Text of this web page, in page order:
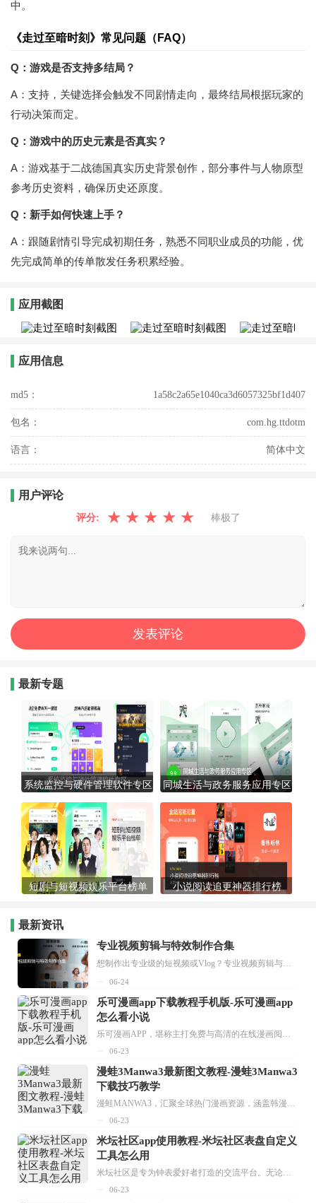
中。
《走过至暗时刻》常见问题（FAQ）
Q：游戏是否支持多结局？
A：支持，关键选择会触发不同剧情走向，最终结局根据玩家的
行动决策而定。
Q：游戏中的历史元素是否真实？
A：游戏基于二战德国真实历史背景创作，部分事件与人物原型
参考历史资料，确保历史还原度。
Q：新手如何快速上手？
A：跟随剧情引导完成初期任务，熟悉不同职业成员的功能，优
先完成简单的传单散发任务积累经验。
应用截图
应用信息
md5： 1a58c2a65e1040ca3d6057325bf1d407
包名： com.hg.ttdotm
语言： 简体中文
用户评论
评分: ★ ★ ★ ★ ★ 棒极了
最新专题
系统监控与硬件管理软件专区 同城生活与政务服务应用专区
短剧与短视频娱乐平台榜单 小说阅读追更神器排行榜
最新资讯
专业视频剪辑与特效制作合集
想制作出专业级的短视频或Vlog？专业视频剪辑与特效制作大全专题为你提供了从剪辑、抠像到特效包装的全套解决方案。无论是添加炫酷的片头、进行精准的视频抠图，还是制...
06-24
乐可漫画app下载教程手机版-乐可漫画app
怎么看小说
乐可漫画APP，堪称主打免费与高清的在线漫画阅读神器。其官方版提供海量完整版漫画资源，无论是国内漫画，还是日漫、韩漫、台漫、美漫等国外漫画，应有尽有，随时供你阅读。只需轻点一下，便能直接进入阅读界面。不仅如此，乐可漫画最新版本更新速度极快，在这里，你总能抢先看到全网一手漫画章节内容！...
06-23
漫蛙3Manwa3最新图文教程-漫蛙3Manwa3
下载技巧教学
漫蛙MANWA3，汇聚全球热门漫画资源，涵盖韩漫、欧美漫画、国漫等多种类型，题材丰富多样，全方位满足用户阅读喜好。它不仅是阅读平台，更是创作平台，为广大用户打造零门槛创作环境。...
06-23
米坛社区app使用教程-米坛社区表盘自定义
工具怎么用
米坛社区是专为钟表爱好者打造的交流平台。无论你是初涉钟表领域的普通爱好者，还是拥有多年收藏经验的资深玩家，都能在此找到属于自己的天地。 无需注册，就能轻松参与其中。通过专业的讨论论坛与丰富的交互功能，你可与世界各地的钟表爱好者畅快交流。若你钟情于钟表，米坛社区无疑是值得一试的理想之选。在这里，你能获取最新的手表资讯，交流见解，提升鉴赏品味，让每一块手表都成为收藏故事中重要的一部分。感兴趣的朋友，不要错过下载机会。...
06-23